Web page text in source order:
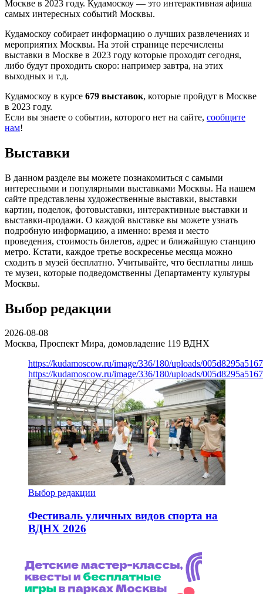
Москве в 2023 году. Кудамоскоу — это интерактивная афиша
самых интересных событий Москвы.
Кудамоскоу собирает информацию о лучших развлечениях и
мероприятих Москвы. На этой странице перечислены
выставки в Москве в 2023 году которые проходят сегодня,
либо будут проходить скоро: например завтра, на этих
выходных и т.д.
Кудамоскоу в курсе 679 выставок, которые пройдут в Москве
в 2023 году.
Если вы знаете о событии, которого нет на сайте, сообщите
нам!
Выставки
В данном разделе вы можете познакомиться с самыми
интересными и популярными выставками Москвы. На нашем
сайте представлены художественные выставки, выставки
картин, поделок, фотовыставки, интерактивные выставки и
выставки-продажи. О каждой выставке вы можете узнать
подробную информацию, а именно: время и место
проведения, стоимость билетов, адрес и ближайшую станцию
метро. Кстати, каждое третье воскресенье месяца можно
сходить в музей бесплатно. Учитывайте, что бесплатны лишь
те музеи, которые подведомственны Департаменту культуры
Москвы.
Выбор редакции
2026-08-08
Москва, Проспект Мира, домовладение 119 ВДНХ
https://kudamoscow.ru/image/336/180/uploads/
https://kudamoscow.ru/image/336/180/uploads/
Выбор редакции
Фестиваль уличных видов спорта на
ВДНХ 2026